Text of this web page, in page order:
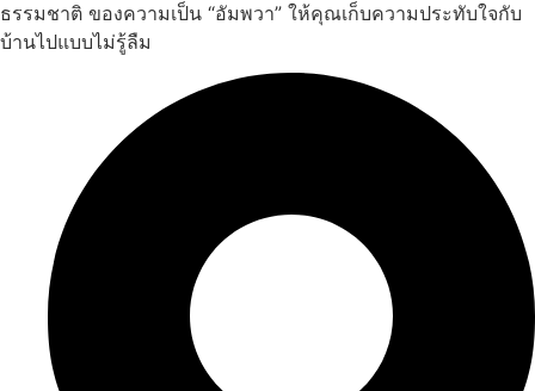
ธรรมชาติ ของความเป็น “อัมพวา” ให้คุณเก็บความประทับใจกับ
บ้านไปแบบไม่รู้ลืม